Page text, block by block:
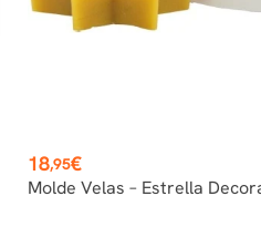
Precio
18,95€
Molde Velas – Estrella